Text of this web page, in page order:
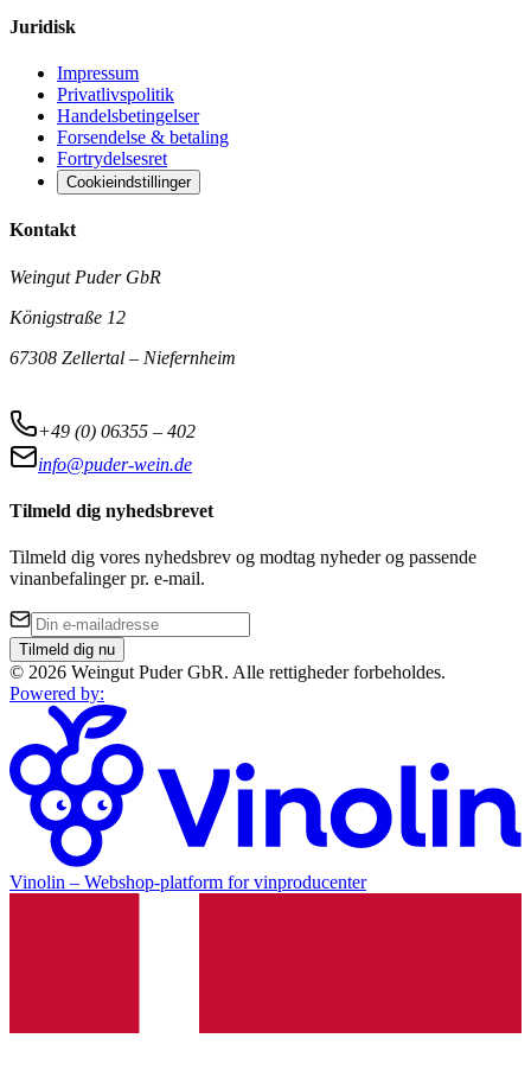
Juridisk
Impressum
Privatlivspolitik
Handelsbetingelser
Forsendelse & betaling
Fortrydelsesret
Cookieindstillinger
Kontakt
Weingut Puder GbR
Königstraße 12
67308 Zellertal – Niefernheim
+49 (0) 06355 – 402
info@puder-wein.de
Tilmeld dig nyhedsbrevet
Tilmeld dig vores nyhedsbrev og modtag nyheder og passende
vinanbefalinger pr. e-mail.
Tilmeld dig nu
© 2026 Weingut Puder GbR. Alle rettigheder forbeholdes.
Powered by:
Vinolin – Webshop-platform for vinproducenter